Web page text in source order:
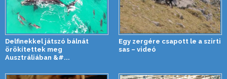
Delfinekkel játszó bálnát
örökítettek meg
Ausztráliában &#...
Egy zergére csapott le a szirti
sas – videó